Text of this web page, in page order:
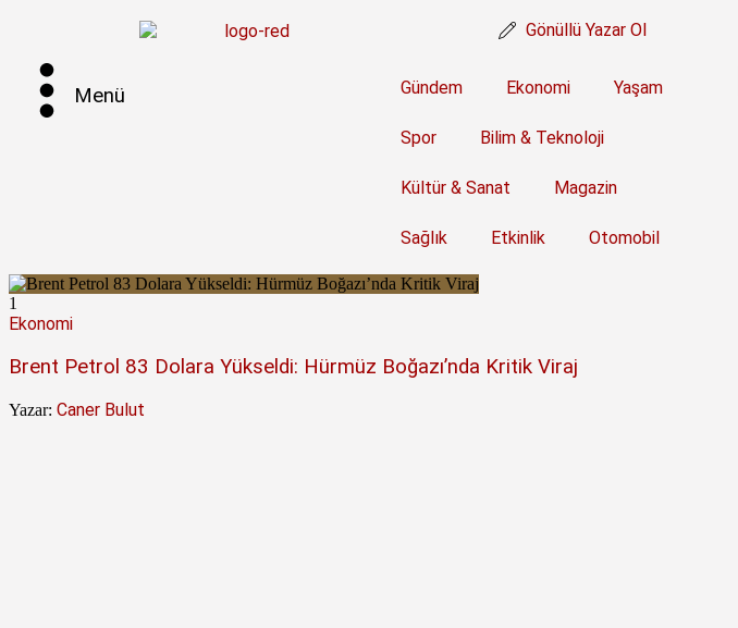
Gönüllü Yazar Ol
Menü Gündem Ekonomi Yaşam
Spor Bilim & Teknoloji
Kültür & Sanat Magazin
Sağlık Etkinlik Otomobil
1
Ekonomi
Brent Petrol 83 Dolara Yükseldi: Hürmüz Boğazı’nda Kritik Viraj
Yazar: Caner Bulut